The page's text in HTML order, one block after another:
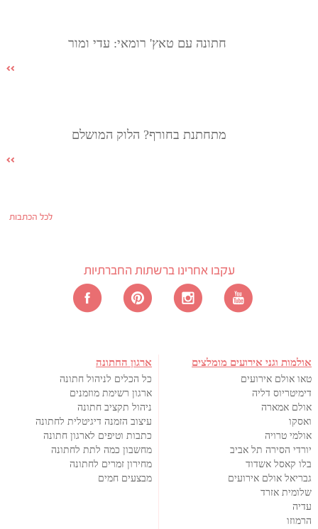
חתונה עם טאץ' רומאי: עדי ומור
מתחתנת בחורף? הלוק המושלם
לכל הכתבות
עקבו אחרינו ברשתות החברתיות
אולמות וגני אירועים מומלצים
טאו אולם אירועים
דימיטריוס דליה
אולם אמארה
ואסקו
אולמי טרויה
יורדי הסירה תל אביב
בלו קאסל אשדוד
גבריאל אולם אירועים
שלומית אזרד
עדיה
הרמוזו
ארגון החתונה
כל הכלים לניהול חתונה
ארגון רשימת מוזמנים
ניהול תקציב חתונה
עיצוב הזמנה דיגיטלית לחתונה
כתבות וטיפים לארגון חתונה
מחשבון כמה לתת לחתונה
מחירון זמרים לחתונה
מבצעים חמים